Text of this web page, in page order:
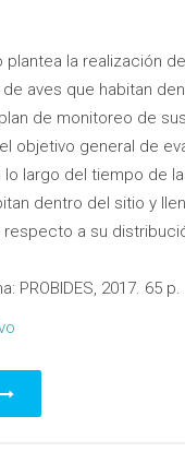
la realización
aves que habitan
de monitoreo de
objetivo general de
lo largo del tiempo de
dentro del sitio y
a su
PROBIDES, 2017. 65 p.